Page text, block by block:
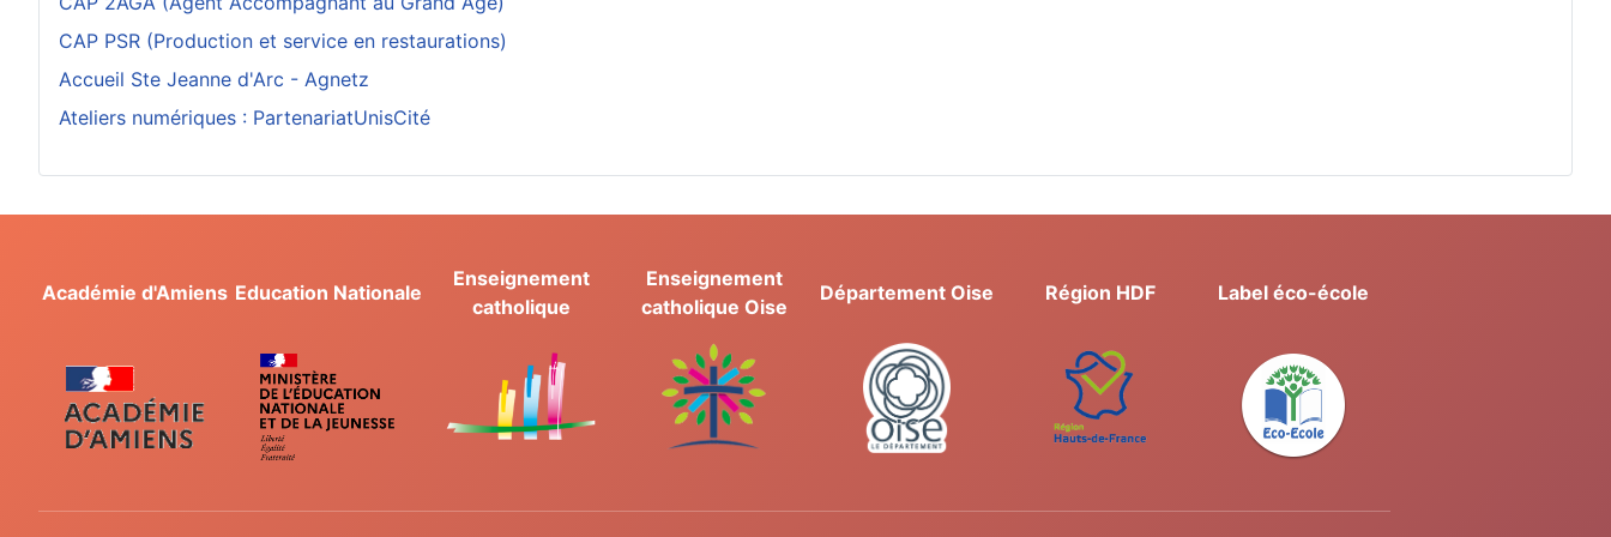
CAP PSR (Production et service en restaurations)
Accueil Ste Jeanne d'Arc - Agnetz
Ateliers numériques : PartenariatUnisCité
Académie d'Amiens Education Nationale
Enseignement
catholique
Enseignement
catholique Oise
Département Oise Région HDF Label éco-école